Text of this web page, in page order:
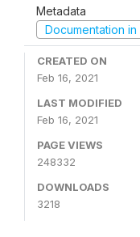
Metadata
Documentation in
CREATED ON
Feb 16, 2021
LAST MODIFIED
Feb 16, 2021
PAGE VIEWS
248332
DOWNLOADS
3218